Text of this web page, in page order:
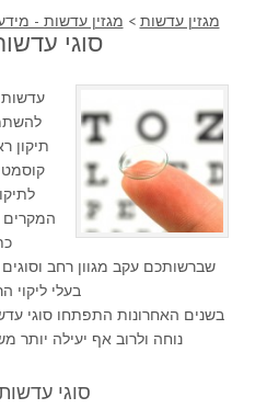
מגזין עדשות > מגזין עדשות -
סוגי
עדשות
תיקון
שברשותכם עקב מגוון רחב
בעלי ליקוי
בשנים האחרונות התפתחו סוגי
נוחה ולרוב אף יעילה יותר
סוגי